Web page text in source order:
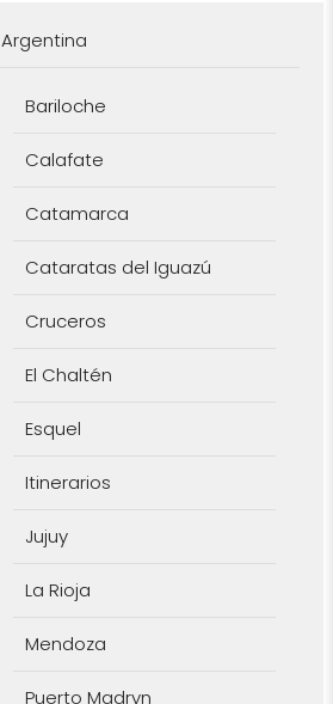
Argentina
Bariloche
Calafate
Catamarca
Cataratas del Iguazú
Cruceros
El Chaltén
Esquel
Itinerarios
Jujuy
La Rioja
Mendoza
Puerto Madryn